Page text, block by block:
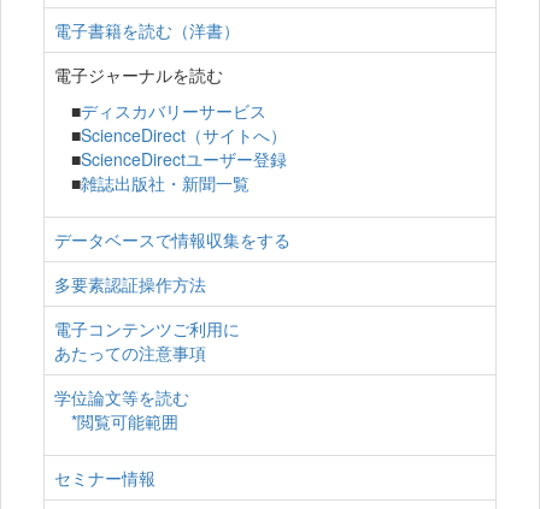
電子書籍を読む（洋書）
電子ジャーナルを読む
■ディスカバリーサービス
■ScienceDirect（サイトへ）
■ScienceDirectユーザー登録
■雑誌出版社・新聞一覧
データベースで情報収集をする
多要素認証操作方法
電子コンテンツご利用に
あたっての注意事項
学位論文等を読む
*閲覧可能範囲
セミナー情報